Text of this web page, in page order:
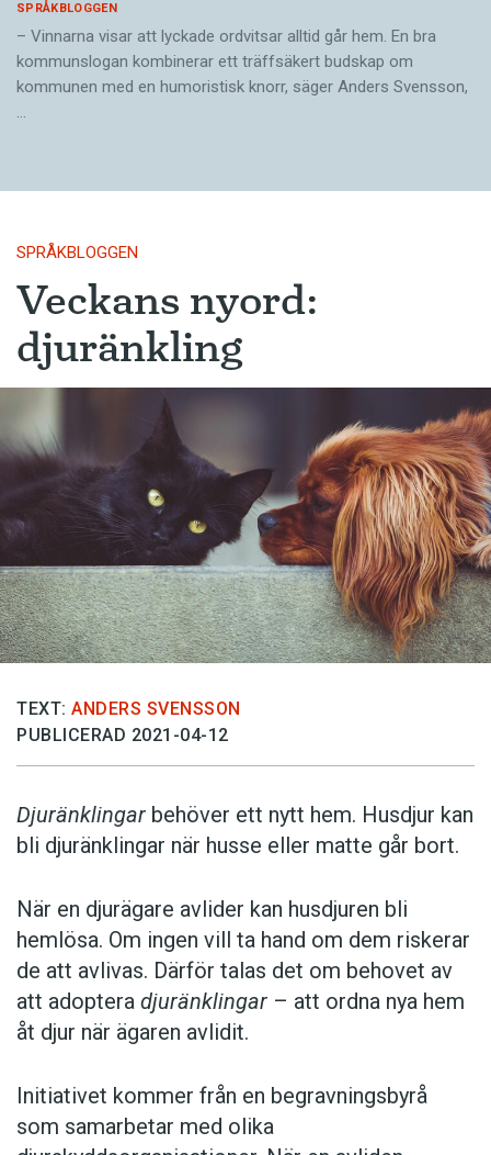
SPRÅKBLOGGEN
– Vinnarna visar att lyckade ordvitsar alltid går hem. En bra
kommunslogan kombinerar ett träffsäkert budskap om
kommunen med en humoristisk knorr, säger Anders Svensson,
…
SPRÅKBLOGGEN
Veckans nyord:
djuränkling
TEXT: ANDERS SVENSSON
PUBLICERAD 2021-04-12
Djuränklingar behöver ett nytt hem. Husdjur kan
bli djuränklingar när husse eller matte går bort.
När en djurägare avlider kan husdjuren bli
hemlösa. Om ingen vill ta hand om dem riskerar
de att avlivas. Därför talas det om behovet av
att adoptera djuränklingar – att ordna nya hem
åt djur när ägaren avlidit.
Initiativet kommer från en begravningsbyrå
som samarbetar med olika